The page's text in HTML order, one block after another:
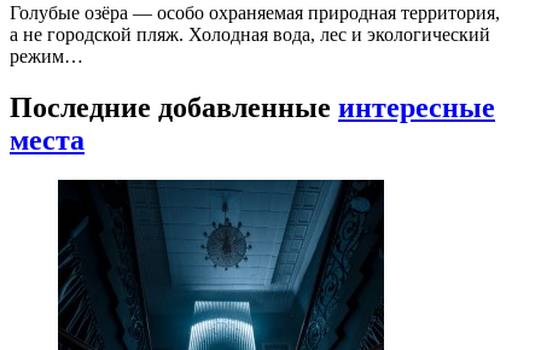
Голубые озёра — особо охраняемая природная территория,
а не городской пляж. Холодная вода, лес и экологический
режим…
Последние добавленные интересные
места